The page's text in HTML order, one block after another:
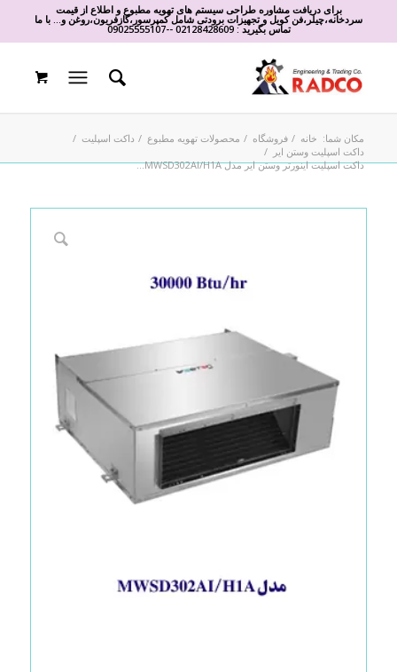
برای دریافت مشاوره طراحی سیستم های تهویه مطبوع و اطلاع از قیمت
سردخانه،چیلر،فن کویل و تجهیزات برودتی شامل کمپرسور،گازفریون،روغن و... با ما
تماس بگیرید :02128428609
-
-
09025555107
مکان شما: خانه / فروشگاه / محصولات تهویه مطبوع / داکت اسپلیت /
داکت اسپلیت وستن ایر /
داکت اسپلیت اینورتر وستن ایر مدل MWSD302AI/H1A...